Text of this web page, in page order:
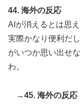
44. 海外の反応
AIが消えるとは思
実際かなり便利だ
がいつか思い出せ
わ。
→45. 海外の反応